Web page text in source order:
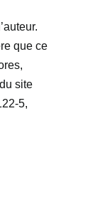
que ce
site
5,